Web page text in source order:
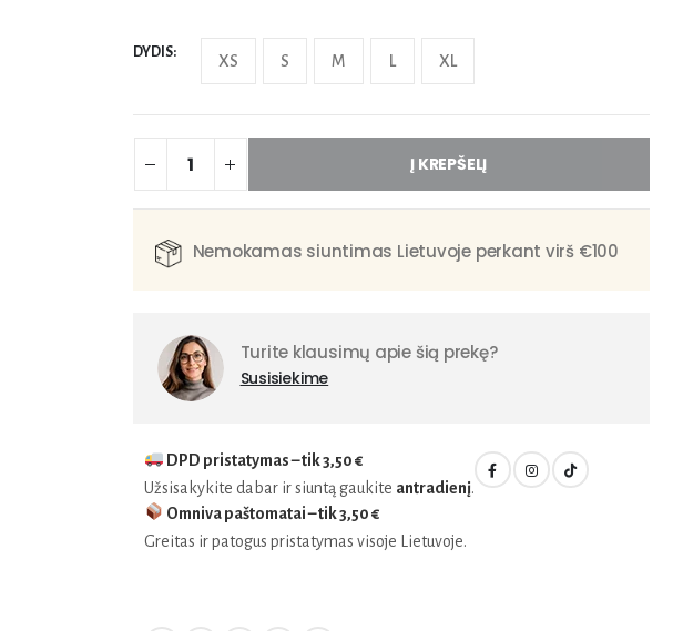
DYDIS XS S M L XL
Į KREPŠELĮ
Nemokamas siuntimas Lietuvoje perkant virš €100
Turite klausimų apie šią prekę?
Susisiekime
DPD pristatymas – tik3,50 €
Užsisakykite dabar ir siuntą gaukite antradienį.
Omniva paštomatai – tik3,50 €
Greitas ir patogus pristatymas visoje Lietuvoje.